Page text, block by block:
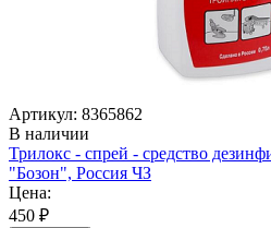
Артикул: 8365862
В наличии
Трилокс - спрей - средство
"Бозон", Россия ЧЗ
Цена:
450 ₽